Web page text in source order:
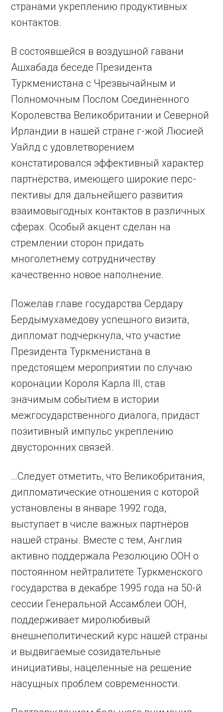
странами укреплению продуктивных
контактов.
В состоявшейся в воздушной гавани
Ашхабада беседе Президента
Туркменистана с Чрезвычайным и
Полномочным Послом Сое­динённого
Королевства Великобритании и Северной
Ирландии в нашей стране г-жой Люсией
Уайлд с удовлетворением
констатировался эффективный характер
партнёрства, имеющего широкие перс­
пективы для дальнейшего развития
взаимовыгодных контактов в различных
сферах. Особый акцент сделан на
стремлении сторон придать
многолетнему сотрудничеству
качественно новое наполнение.
Пожелав главе государства Сердару
Бердымухамедову успешного визита,
дипломат подчеркнула, что участие
Президента Туркменистана в
предстоящем мероприятии по случаю
коронации Короля Карла III, став
значимым событием в истории
межгосударственного диалога, придаст
позитивный импульс укреплению
двусторонних связей.
…Следует отметить, что Великобритания,
дипломатические отношения с которой
установлены в январе 1992 года,
выступает в числе важных партнёров
нашей страны. Вместе с тем, Англия
активно поддержала Резолюцию ООН о
постоянном нейтралитете Туркменского
государства в декабре 1995 года на 50-й
сессии Генеральной Ассамблеи ООН,
поддерживает миролюбивый
внешнеполитический курс нашей страны
и выдвигаемые созидательные
инициативы, нацеленные на решение
насущных проблем современности.